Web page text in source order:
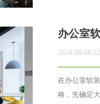
办公室
2024-08-08
在办公室软
格，先确定